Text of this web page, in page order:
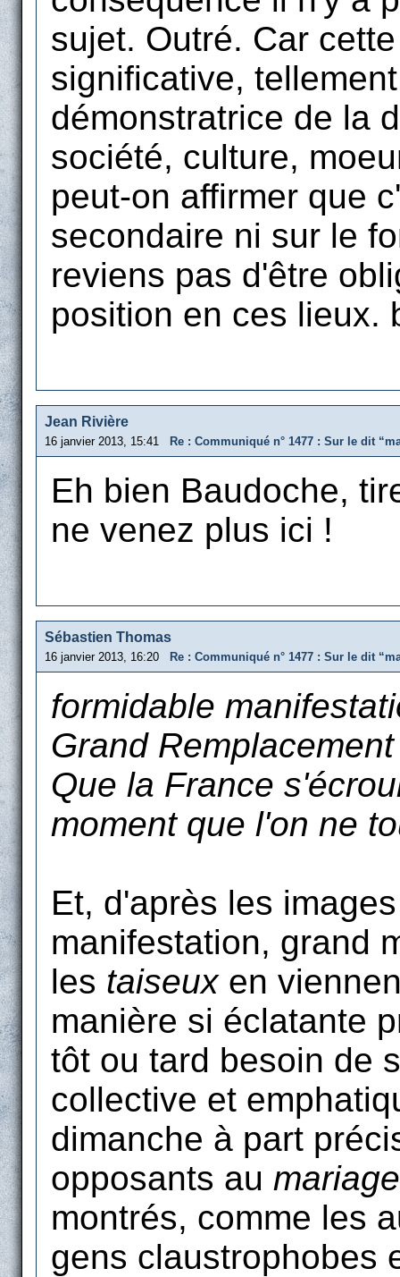
sujet. Outré. Car
significative,
démonstratrice de la
société, culture,
peut-on affirmer que
secondaire ni sur le
reviens pas d'être
position en ces lieux.
Jean Rivière
16 janvier 2013, 15:41 Re : Communiqué n° 1477 : Sur le dit
Eh bien Baudoche,
ne venez plus ici !
Sébastien Thomas
16 janvier 2013, 16:20 Re : Communiqué n° 1477 : Sur le dit
formidable
Grand
Que la France
moment que l'on ne
Et, d'après les
manifestation, grand
les taiseuxen
manière si éclatante
tôt ou tard besoin de
collective et
dimanche à part
opposants au
montrés, comme les
gens claustrophobes